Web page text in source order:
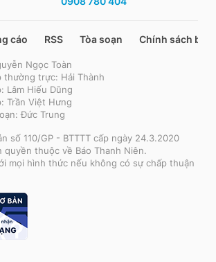
cáo RSS Tòa soạn Chính sách bảo
Ngọc Toàn
thường trực: Hải Thành
Lâm Hiếu Dũng
Trần Việt Hưng
Đức Trung
số 110/GP - BTTTT cấp ngày 24.3.2020
thuộc về Báo Thanh Niên.
mọi hình thức nếu không có sự chấp thuận